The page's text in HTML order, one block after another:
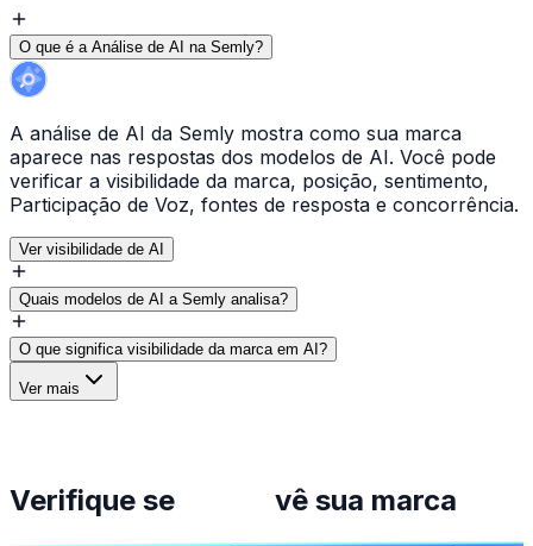
O que é a Análise de AI na Semly?
A análise de AI da Semly mostra como sua marca
aparece nas respostas dos modelos de AI. Você pode
verificar a visibilidade da marca, posição, sentimento,
Participação de Voz, fontes de resposta e concorrência.
Ver visibilidade de AI
Quais modelos de AI a Semly analisa?
O que significa visibilidade da marca em AI?
Ver mais
Verifique se vê sua marca